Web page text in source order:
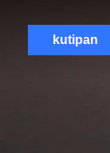
kutipan